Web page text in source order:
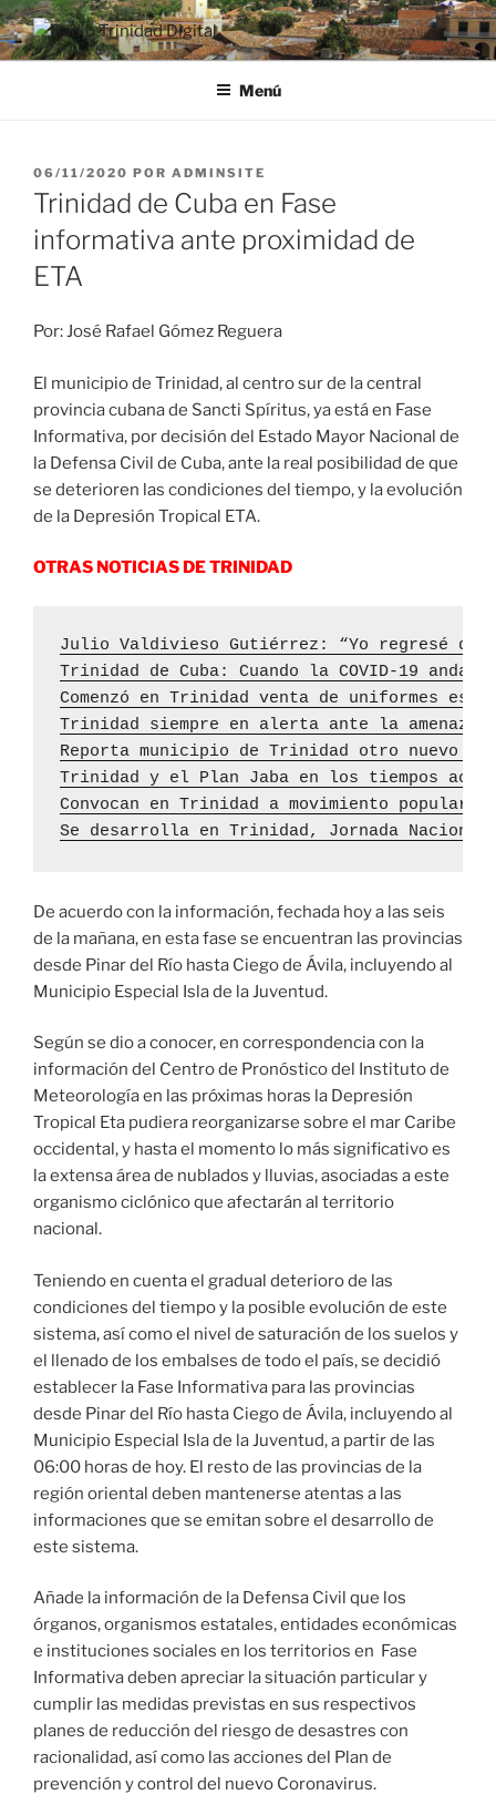
Saltar
al
contenido
RADIO TRINIDAD DIGITAL
Desde la Ciudad Museo del Caribe
Menú
PUBLICADO
EL
06/11/2020 POR ADMINSITE
Trinidad de Cuba en Fase
informativa ante proximidad de
ETA
Por: José Rafael Gómez Reguera
El municipio de Trinidad, al centro sur de la central
provincia cubana de Sancti Spíritus, ya está en Fase
Informativa, por decisión del Estado Mayor Nacional de
la Defensa Civil de Cuba, ante la real posibilidad de que
se deterioren las condiciones del tiempo, y la evolución
de la Depresión Tropical ETA.
OTRAS NOTICIAS DE TRINIDAD
Julio Valdivieso Gutiérrez: “Yo regresé de
Trinidad de Cuba: Cuando la COVID-19 anda
Comenzó en Trinidad venta de uniformes
Trinidad siempre en alerta ante la amenaza
Reporta municipio de Trinidad otro nuevo
Trinidad y el Plan Jaba en los tiempos
Convocan en Trinidad a movimiento
Se desarrolla en Trinidad, Jornada
De acuerdo con la información, fechada hoy a las seis
de la mañana, en esta fase se encuentran las provincias
desde Pinar del Río hasta Ciego de Ávila, incluyendo al
Municipio Especial Isla de la Juventud.
Según se dio a conocer, en correspondencia con la
información del Centro de Pronóstico del Instituto de
Meteorología en las próximas horas la Depresión
Tropical Eta pudiera reorganizarse sobre el mar Caribe
occidental, y hasta el momento lo más significativo es
la extensa área de nublados y lluvias, asociadas a este
organismo ciclónico que afectarán al territorio
nacional.
Teniendo en cuenta el gradual deterioro de las
condiciones del tiempo y la posible evolución de este
sistema, así como el nivel de saturación de los suelos y
el llenado de los embalses de todo el país, se decidió
establecer la Fase Informativa para las provincias
desde Pinar del Río hasta Ciego de Ávila, incluyendo al
Municipio Especial Isla de la Juventud, a partir de las
06:00 horas de hoy. El resto de las provincias de la
región oriental deben mantenerse atentas a las
informaciones que se emitan sobre el desarrollo de
este sistema.
Añade la información de la Defensa Civil que los
órganos, organismos estatales, entidades económicas
e instituciones sociales en los territorios en Fase
Informativa deben apreciar la situación particular y
cumplir las medidas previstas en sus respectivos
planes de reducción del riesgo de desastres con
racionalidad, así como las acciones del Plan de
prevención y control del nuevo Coronavirus.